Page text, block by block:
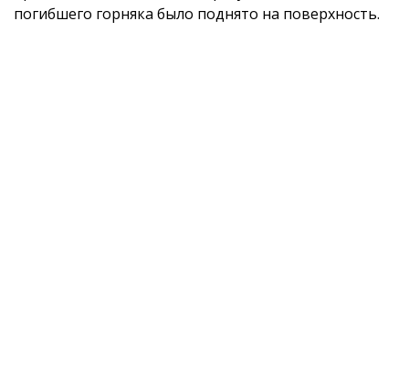
погибшего горняка было поднято на поверхность.